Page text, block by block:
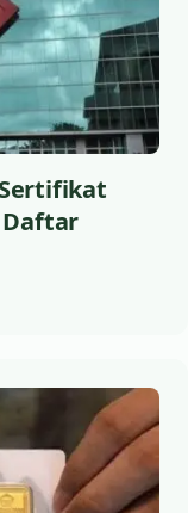
Daftar